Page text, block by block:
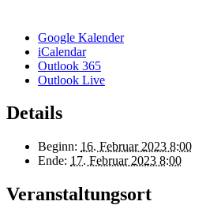
Google Kalender
iCalendar
Outlook 365
Outlook Live
Details
Beginn: 16. Februar 2023 8:00
Ende: 17. Februar 2023 8:00
Veranstaltungsort